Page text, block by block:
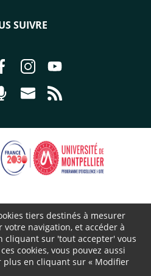
SUIVRE
à la page Nous suivre sur
Aller à la page Nous suivre sur
Aller à la page Nous
Aller à la page
à la page Nous suivre sur
Aller à la page Nourrir le
Aller à la page Nous
2026 ©
légales
personnelles
tiers destinés à mesurer
votre navigation, et accéder à
cliquant sur 'tout accepter' vous
cookies, vous pouvez aussi
plus en cliquant sur « Modifier